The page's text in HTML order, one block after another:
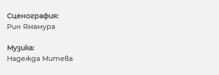
Сценография:
Рин Ямамура
Музика:
Надежда Митева